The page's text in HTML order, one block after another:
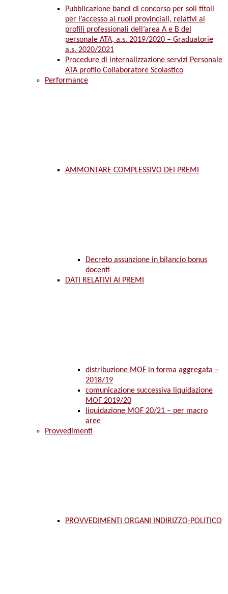
Pubblicazione bandi di concorso per soli titoli
per l’accesso ai ruoli provinciali, relativi ai
profili professionali dell’area A e B del
personale ATA, a.s. 2019/2020 – Graduatorie
a.s. 2020/2021
Procedure di internalizzazione servizi Personale
ATA profilo Collaboratore Scolastico
Performance
AMMONTARE COMPLESSIVO DEI PREMI
Decreto assunzione in bilancio bonus
docenti
DATI RELATIVI AI PREMI
distribuzione MOF in forma aggregata –
2018/19
comunicazione successiva liquidazione
MOF 2019/20
liquidazione MOF 20/21 – per macro
aree
Provvedimenti
PROVVEDIMENTI ORGANI INDIRIZZO-POLITICO